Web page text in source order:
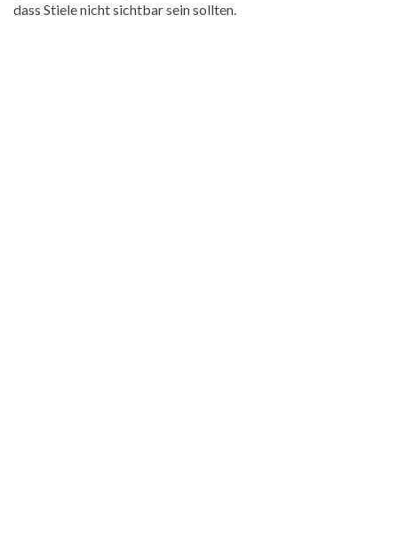
dass Stiele nicht sichtbar sein sollten.